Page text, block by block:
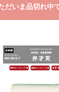
だいま品切れ中